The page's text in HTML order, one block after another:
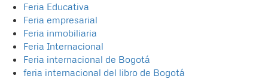
Feria Educativa
Feria empresarial
Feria inmobiliaria
Feria Internacional
Feria internacional de Bogotá
feria internacional del libro de Bogotá